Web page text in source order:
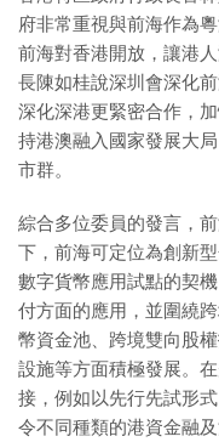
府非常重視與前海作為
前海對香港開放，讓港
長陳如桂說深圳會深化
深化深港更緊密合作，
持港澳融入國家發展大
市群。
綜合多位委員的發言，
下，前海可定位為創新
數字貨幣應用試點的契
付方面的應用，並圍繞
幣資金池、跨境雙向股
設施等方面積極發展。
接，例如以先行先試形
令不同種類的港資金融